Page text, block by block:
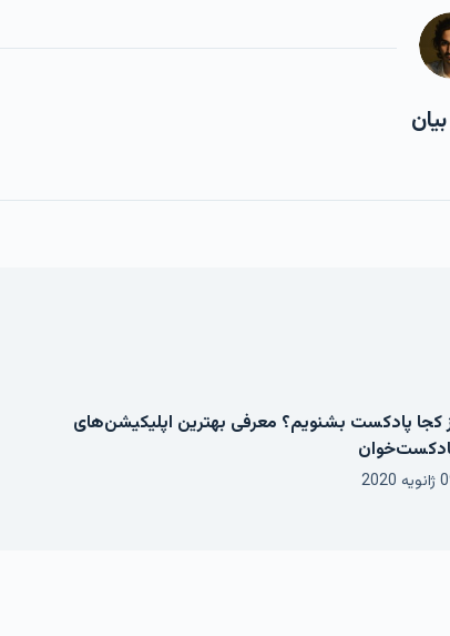
کجا پادکست بشنویم؟ معرفی بهترین اپلیکیشن‌های
2020